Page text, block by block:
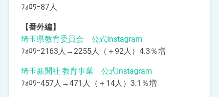
ﾌｫﾛﾜｰ87人
【番外編】
埼玉県教育委員会 公式Instagram
ﾌｫﾛﾜｰ2163人→2255人（＋92人）4.3％増
埼玉新聞社 教育事業 公式Instagram
ﾌｫﾛﾜｰ457人→471人（＋14人）3.1％増